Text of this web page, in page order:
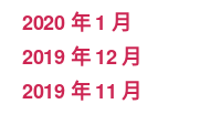
2020 年 1 月
2019 年 12 月
2019 年 11 月